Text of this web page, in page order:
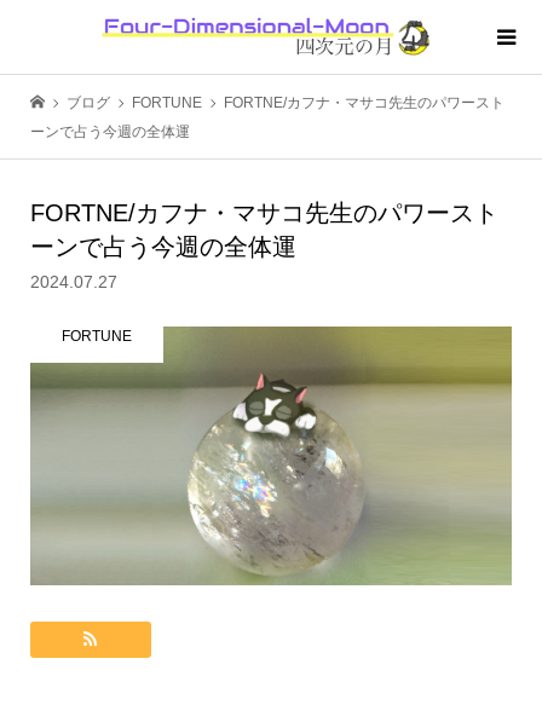
ブログ FORTUNE
FORTNE/カフナ・マサコ先生のパワースト
ーンで占う今週の全体運
FORTNE/カフナ・マサコ先生のパワースト
ーンで占う今週の全体運
2024.07.27
FORTUNE